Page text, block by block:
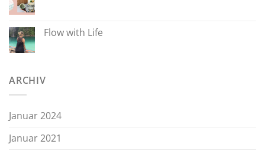
Flow with Life
ARCHIV
Januar 2024
Januar 2021